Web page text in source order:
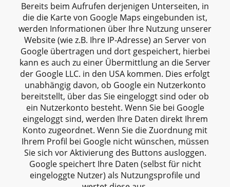
Bereits beim Aufrufen derjenigen Unterseiten, in
die die Karte von Google Maps eingebunden ist,
werden Informationen über Ihre Nutzung unserer
Website (wie z.B. Ihre IP-Adresse) an Server von
Google übertragen und dort gespeichert, hierbei
kann es auch zu einer Übermittlung an die Server
der Google LLC. in den USA kommen. Dies erfolgt
unabhängig davon, ob Google ein Nutzerkonto
bereitstellt, über das Sie eingeloggt sind oder ob
ein Nutzerkonto besteht. Wenn Sie bei Google
eingeloggt sind, werden Ihre Daten direkt Ihrem
Konto zugeordnet. Wenn Sie die Zuordnung mit
Ihrem Profil bei Google nicht wünschen, müssen
Sie sich vor Aktivierung des Buttons ausloggen.
Google speichert Ihre Daten (selbst für nicht
eingeloggte Nutzer) als Nutzungsprofile und